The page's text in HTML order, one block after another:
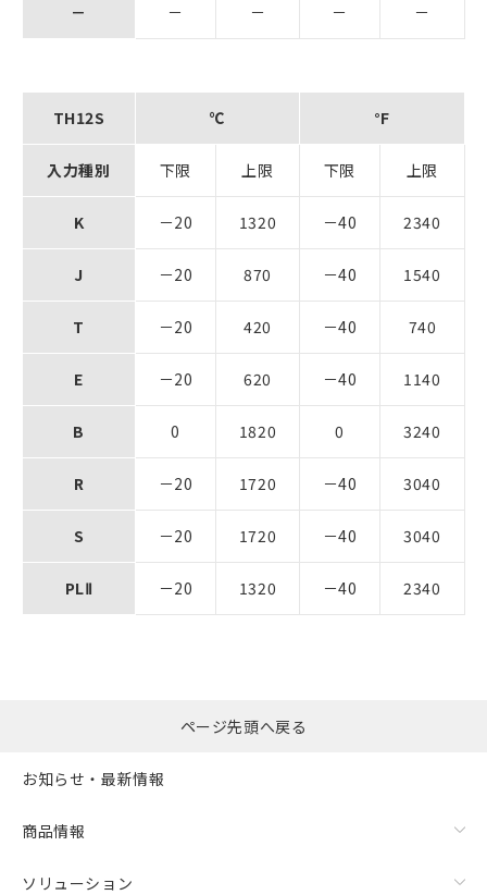
－ － － － －
TH12S ℃ °F
入力種別 下限 上限 下限 上限
K －20 1320 －40 2340
J －20 870 －40 1540
T －20 420 －40 740
E －20 620 －40 1140
B 0 1820 0 3240
R －20 1720 －40 3040
S －20 1720 －40 3040
PLⅡ －20 1320 －40 2340
ページ先頭へ戻る
お知らせ・最新情報
商品情報
ソリューション